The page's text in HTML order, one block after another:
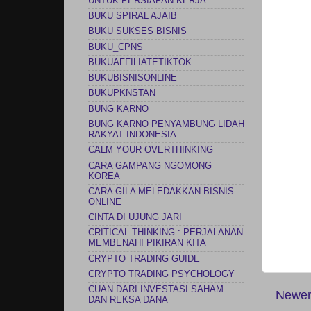
BUKU SPIRAL AJAIB
BUKU SUKSES BISNIS
BUKU_CPNS
BUKUAFFILIATETIKTOK
BUKUBISNISONLINE
BUKUPKNSTAN
BUNG KARNO
BUNG KARNO PENYAMBUNG LIDAH
RAKYAT INDONESIA
CALM YOUR OVERTHINKING
CARA GAMPANG NGOMONG
KOREA
CARA GILA MELEDAKKAN BISNIS
ONLINE
CINTA DI UJUNG JARI
CRITICAL THINKING : PERJALANAN
MEMBENAHI PIKIRAN KITA
CRYPTO TRADING GUIDE
CRYPTO TRADING PSYCHOLOGY
CUAN DARI INVESTASI SAHAM
DAN REKSA DANA